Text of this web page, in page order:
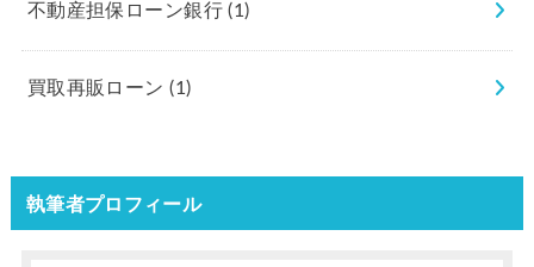
不動産担保ローン銀行(1)
買取再販ローン(1)
執筆者プロフィール